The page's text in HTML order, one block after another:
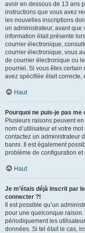
avoir en dessous de 13 ans
instructions que vous avez
les nouvelles inscriptions
un administrateur, avant que
information était présente
courrier électronique,
courrier électronique, vous
de courrier électronique ou
pourriel. Si vous êtes certain
avez spécifiée était correcte,
Haut
Pourquoi ne puis-je pas me
Plusieurs raisons peuvent
nom d’utilisateur et votre
contactez un administrateur
banni. Il est également
problème de configuration et
Haut
Je m’étais déjà inscrit par
connecter ?!
Il est possible qu’un
pour une quelconque
périodiquement les
données. Si tel était le cas,